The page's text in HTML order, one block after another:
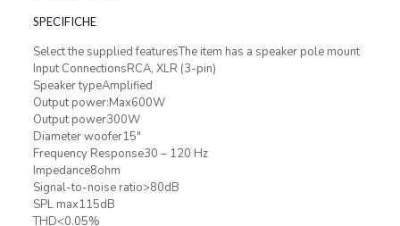
SPECIFICHE
Select the supplied featuresThe item has a speaker pole mount
Input ConnectionsRCA, XLR (3-pin)
Speaker typeAmplified
Output power:Max600W
Output power300W
Diameter woofer15″
Frequency Response30 – 120 Hz
Impedance8ohm
Signal-to-noise ratio>80dB
SPL max115dB
THD<0.05%